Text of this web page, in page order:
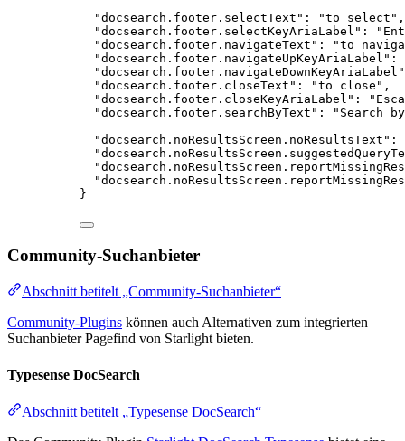
"docsearch.footer.selectText" : "to select " ,
"docsearch.footer.selectKeyAriaLabel" : "
"docsearch.footer.navigateText" : "to
"docsearch.footer.navigateUpKeyAriaLabel" :
"docsearch.footer.navigateDownKeyAriaLabel"
"docsearch.footer.closeText" : "to close " ,
"docsearch.footer.closeKeyAriaLabel" : "
"docsearch.footer.searchByText" : " Search by
"docsearch.noResultsScreen.noResultsText" :
}
Community-Suchanbieter
Abschnitt betitelt „Community-Suchanbieter“
Community-Plugins können auch Alternativen zum integrierten
Suchanbieter Pagefind von Starlight bieten.
Typesense DocSearch
Abschnitt betitelt „Typesense DocSearch“